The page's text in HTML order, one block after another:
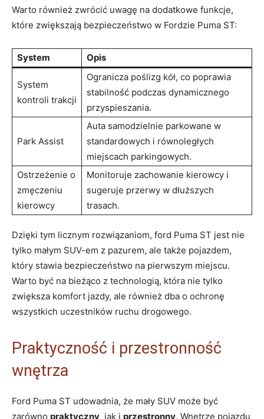
Warto również zwrócić uwagę na dodatkowe funkcje,
które zwiększają bezpieczeństwo w Fordzie Puma ST:
System Opis
System
kontroli trakcji
Ogranicza poślizg kół, co poprawia
stabilność podczas dynamicznego
przyspieszania.
Park Assist
Auta samodzielnie parkowane w
standardowych i równoległych
miejscach parkingowych.
Ostrzeżenie o
zmęczeniu
kierowcy
Monitoruje zachowanie kierowcy i
sugeruje przerwy w dłuższych
trasach.
Dzięki tym licznym rozwiązaniom, ford Puma ST jest nie
tylko małym SUV-em z pazurem, ale także pojazdem,
który stawia bezpieczeństwo na pierwszym miejscu.
Warto być na bieżąco z technologią, która nie tylko
zwiększa komfort jazdy, ale również dba o ochronę
wszystkich uczestników ruchu drogowego.
Praktyczność i przestronność
wnętrza
Ford Puma ST udowadnia, że mały SUV może być
zarówno praktyczny, jak i przestronny. Wnętrze pojazdu